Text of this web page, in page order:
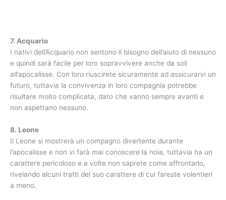
7. Acquario
I nativi dell’Acquario non sentono il bisogno dell’aiuto di nessuno
e quindi sarà facile per loro sopravvivere anche da soli
all’apocalisse. Con loro riuscirete sicuramente ad assicurarvi un
futuro, tuttavia la convivenza in loro compagnia potrebbe
risultare molto complicata, dato che vanno sempre avanti e
non aspettano nessuno.
8. Leone
Il Leone si mostrerà un compagno divertente durante
l’apocalisse e non vi farà mai conoscere la noia, tuttavia ha un
carattere pericoloso e a volte non saprete come affrontarlo,
rivelando alcuni tratti del suo carattere di cui fareste volentieri
a meno.